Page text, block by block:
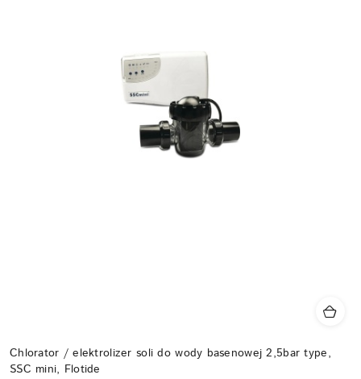
Chlorator / elektrolizer soli do wody basenowej 2,5bar type,
SSC mini, Flotide